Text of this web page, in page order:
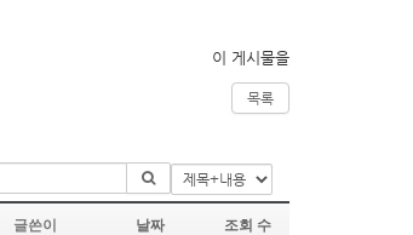
이 게시물을
목록
글쓴이 날짜 조회 수